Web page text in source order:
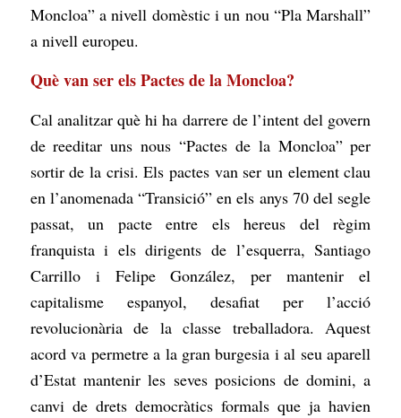
Moncloa” a nivell domèstic i un nou “Pla Marshall”
a nivell europeu.
Què van ser els Pactes de la Moncloa?
Cal analitzar què hi ha darrere de l’intent del govern
de reeditar uns nous “Pactes de la Moncloa” per
sortir de la crisi. Els pactes van ser un element clau
en l’anomenada “Transició” en els anys 70 del segle
passat, un pacte entre els hereus del règim
franquista i els dirigents de l’esquerra, Santiago
Carrillo i Felipe González, per mantenir el
capitalisme espanyol, desafiat per l’acció
revolucionària de la classe treballadora. Aquest
acord va permetre a la gran burgesia i al seu aparell
d’Estat mantenir les seves posicions de domini, a
canvi de drets democràtics formals que ja havien